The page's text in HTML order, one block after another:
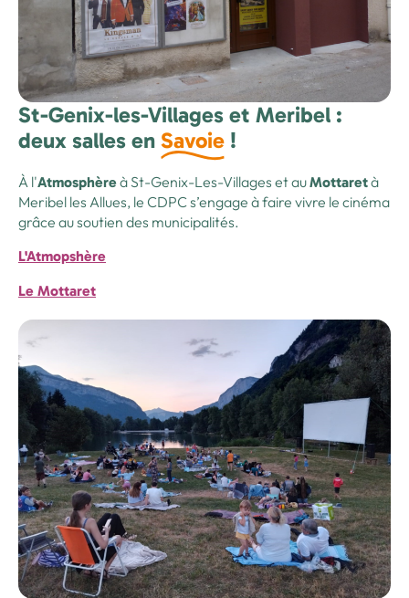
St-Genix-les-Villages et Meribel :
deux salles en Savoie !
À l'Atmosphèreà St-Genix-Les-Villages et auMottaretà
Meribel les Allues, le CDPC s’engage à faire vivre le cinéma
grâce au soutien des municipalités.
L'Atmopshère
Le Mottaret